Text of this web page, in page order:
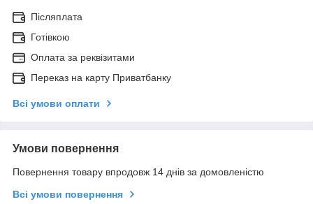
Післяплата
Готівкою
Оплата за реквізитами
Переказ на карту Приватбанку
Всі умови оплати
Умови повернення
Повернення товару впродовж 14 днів за домовленістю
Всі умови повернення